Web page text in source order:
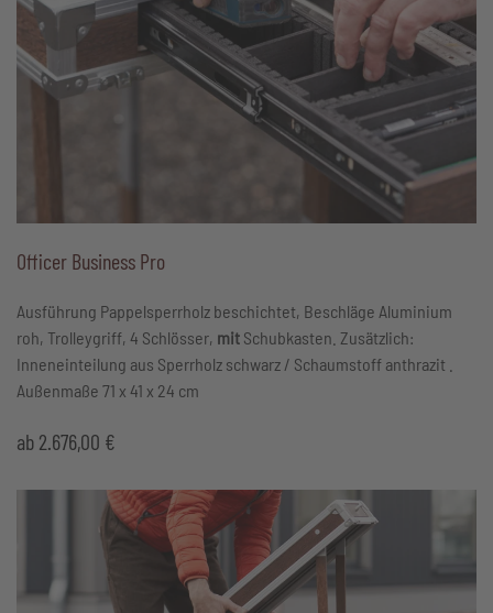
Officer Business Pro
Ausführung Pappelsperrholz beschichtet, Beschläge Aluminium
roh, Trolleygriff, 4 Schlösser, mit Schubkasten. Zusätzlich:
Inneneinteilung aus Sperrholz schwarz / Schaumstoff anthrazit .
Außenmaße 71 x 41 x 24 cm
ab 2.676,00 €